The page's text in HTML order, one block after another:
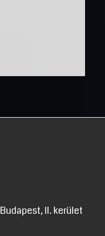
Budapest, II. kerület